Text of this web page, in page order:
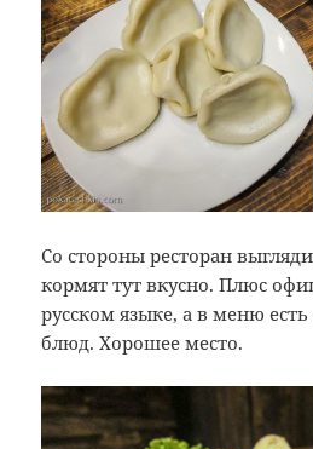
Со стороны ресторан
кормят тут вкусно. Плюс
русском языке, а в меню
блюд. Хорошее место.